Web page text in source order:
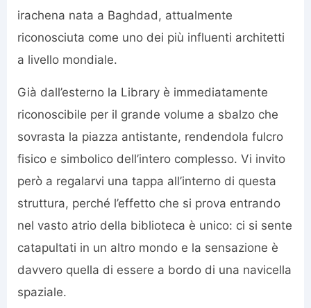
irachena nata a Baghdad, attualmente
riconosciuta come uno dei più influenti architetti
a livello mondiale.
Già dall’esterno la Library è immediatamente
riconoscibile per il grande volume a sbalzo che
sovrasta la piazza antistante, rendendola fulcro
fisico e simbolico dell’intero complesso. Vi invito
però a regalarvi una tappa all’interno di questa
struttura, perché l’effetto che si prova entrando
nel vasto atrio della biblioteca è unico: ci si sente
catapultati in un altro mondo e la sensazione è
davvero quella di essere a bordo di una navicella
spaziale.